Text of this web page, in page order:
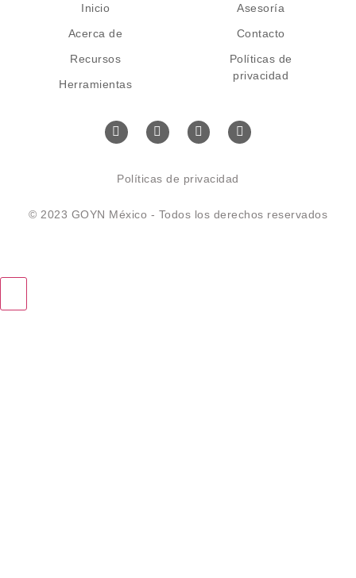
Inicio
Acerca de
Recursos
Herramientas
Asesoría
Contacto
Políticas de
privacidad
© 2023 GOYN México - Todos los derechos reservados
Políticas de privacidad